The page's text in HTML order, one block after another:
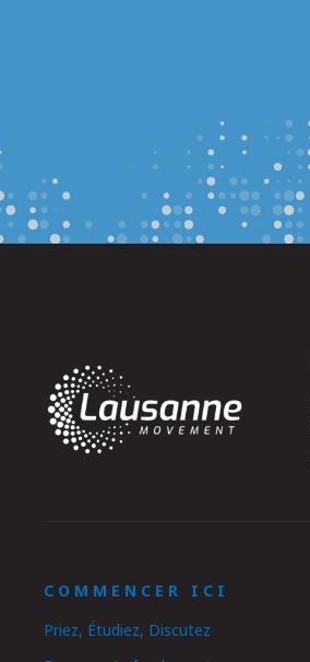
COMMENCER ICI
Priez, Étudiez, Discutez